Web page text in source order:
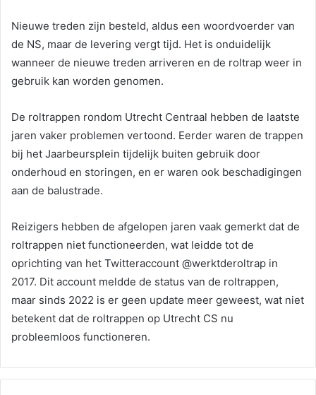
Nieuwe treden zijn besteld, aldus een woordvoerder van
de NS, maar de levering vergt tijd. Het is onduidelijk
wanneer de nieuwe treden arriveren en de roltrap weer in
gebruik kan worden genomen.
De roltrappen rondom Utrecht Centraal hebben de laatste
jaren vaker problemen vertoond. Eerder waren de trappen
bij het Jaarbeursplein tijdelijk buiten gebruik door
onderhoud en storingen, en er waren ook beschadigingen
aan de balustrade.
Reizigers hebben de afgelopen jaren vaak gemerkt dat de
roltrappen niet functioneerden, wat leidde tot de
oprichting van het Twitteraccount @werktderoltrap in
2017. Dit account meldde de status van de roltrappen,
maar sinds 2022 is er geen update meer geweest, wat niet
betekent dat de roltrappen op Utrecht CS nu
probleemloos functioneren.